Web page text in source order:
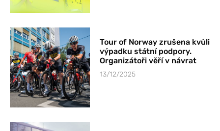
Tour of Norway zrušena kvůli
výpadku státní podpory.
Organizátoři věří v návrat
13/12/2025